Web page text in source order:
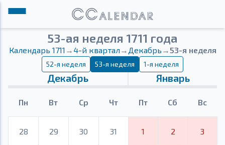
53-ая неделя 1711 года
Календарь 1711 → 4-й квартал→ Декабрь →53-я неделя
52-я неделя 53-я неделя 1-я неделя
Декабрь Январь
Пн Вт Ср Чт Пт Сб Вс
28 29 30 31 1 2 3